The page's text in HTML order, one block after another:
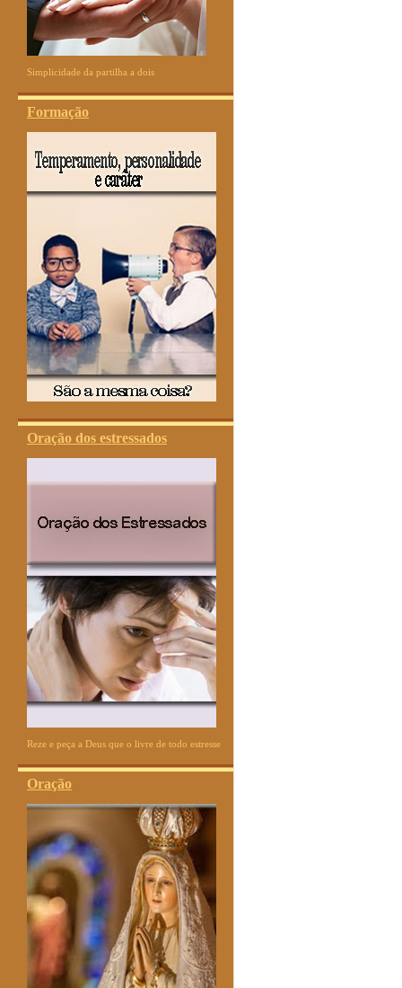
Simplicidade da partilha a dois
Formação
Oração dos estressados
Reze e peça a Deus que o livre de todo estresse
Oração